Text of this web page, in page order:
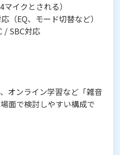
イクとされる）
（EQ、モード切替など）
/ SBC対応
オンライン学習など「雑音
面で検討しやすい構成で